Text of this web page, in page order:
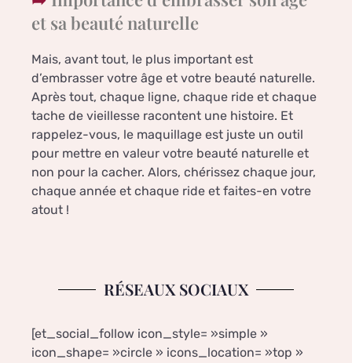
et sa beauté naturelle
Mais, avant tout, le plus important est
d’embrasser votre âge et votre beauté naturelle.
Après tout, chaque ligne, chaque ride et chaque
tache de vieillesse racontent une histoire. Et
rappelez-vous, le maquillage est juste un outil
pour mettre en valeur votre beauté naturelle et
non pour la cacher. Alors, chérissez chaque jour,
chaque année et chaque ride et faites-en votre
atout !
RÉSEAUX SOCIAUX
[et_social_follow icon_style= »simple »
icon_shape= »circle » icons_location= »top »